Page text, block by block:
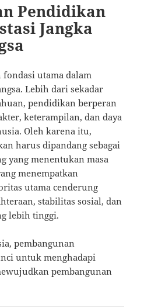
Pendidikan
Jangka
utama dalam
Lebih dari sekadar
pendidikan berperan
keterampilan, dan daya
Oleh karena itu,
harus dipandang sebagai
yang menentukan masa
menempatkan
utama cenderung
stabilitas sosial, dan
lebih tinggi.
pembangunan
untuk menghadapi
pembangunan